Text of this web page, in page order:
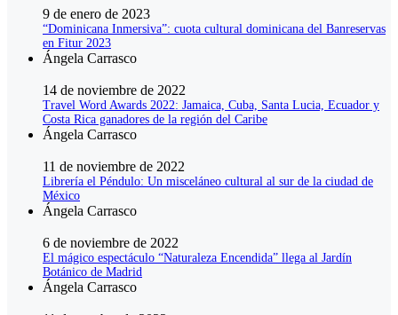
9 de enero de 2023
“Dominicana Inmersiva”: cuota cultural dominicana del Banreservas
en Fitur 2023
Ángela Carrasco
14 de noviembre de 2022
Travel Word Awards 2022: Jamaica, Cuba, Santa Lucia, Ecuador y
Costa Rica ganadores de la región del Caribe
Ángela Carrasco
11 de noviembre de 2022
Librería el Péndulo: Un misceláneo cultural al sur de la ciudad de
México
Ángela Carrasco
6 de noviembre de 2022
El mágico espectáculo “Naturaleza Encendida” llega al Jardín
Botánico de Madrid
Ángela Carrasco